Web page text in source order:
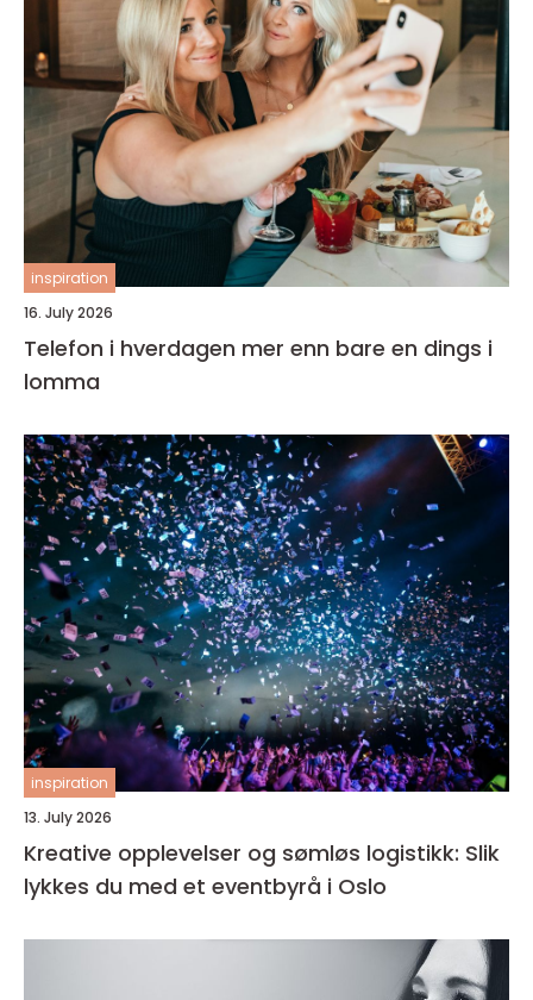
inspiration
16. July 2026
Telefon i hverdagen mer enn bare en dings i
lomma
inspiration
13. July 2026
Kreative opplevelser og sømløs logistikk: Slik
lykkes du med et eventbyrå i Oslo